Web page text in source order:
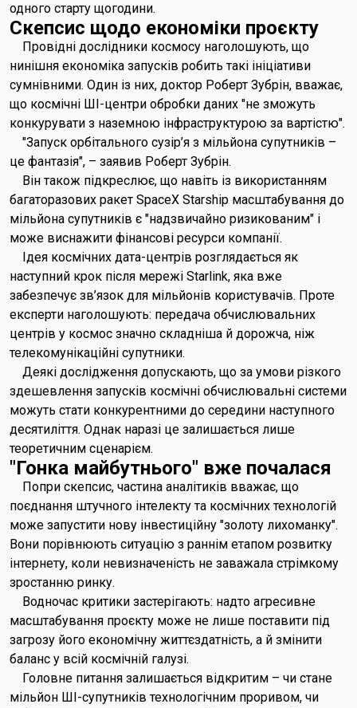
одного старту щогодини.
Скепсис щодо економіки проєкту
Провідні дослідники космосу наголошують, що
нинішня економіка запусків робить такі ініціативи
сумнівними. Один із них, доктор Роберт Зубрін, вважає,
що космічні ШІ-центри обробки даних "не зможуть
конкурувати з наземною інфраструктурою за вартістю".
"Запуск орбітального сузір’я з мільйона супутників –
це фантазія", – заявив Роберт Зубрін.
Він також підкреслює, що навіть із використанням
багаторазових ракет SpaceX Starship масштабування до
мільйона супутників є "надзвичайно ризикованим" і
може виснажити фінансові ресурси компанії.
Ідея космічних дата-центрів розглядається як
наступний крок після мережі Starlink, яка вже
забезпечує зв’язок для мільйонів користувачів. Проте
експерти наголошують: передача обчислювальних
центрів у космос значно складніша й дорожча, ніж
телекомунікаційні супутники.
Деякі дослідження допускають, що за умови різкого
здешевлення запусків космічні обчислювальні системи
можуть стати конкурентними до середини наступного
десятиліття. Однак наразі це залишається лише
теоретичним сценарієм.
"Гонка майбутнього" вже почалася
Попри скепсис, частина аналітиків вважає, що
поєднання штучного інтелекту та космічних технологій
може запустити нову інвестиційну "золоту лихоманку".
Вони порівнюють ситуацію з раннім етапом розвитку
інтернету, коли невизначеність не заважала стрімкому
зростанню ринку.
Водночас критики застерігають: надто агресивне
масштабування проєкту може не лише поставити під
загрозу його економічну життєздатність, а й змінити
баланс у всій космічній галузі.
Головне питання залишається відкритим – чи стане
мільйон ШІ-супутників технологічним проривом, чи